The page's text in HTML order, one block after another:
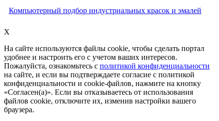
Компьютерный подбор индустриальных красок и эмалей
X
На сайте используются файлы cookie, чтобы сделать портал
удобнее и настроить его с учетом ваших интересов.
Пожалуйста, ознакомьтесь с политикой конфиденциальности
на сайте, и если вы подтверждаете согласие с политикой
конфиденциальности и cookie-файлов, нажмите на кнопку
«Согласен(а)». Если вы отказываетесь от использования
файлов cookie, отключите их, изменив настройки вашего
браузера.